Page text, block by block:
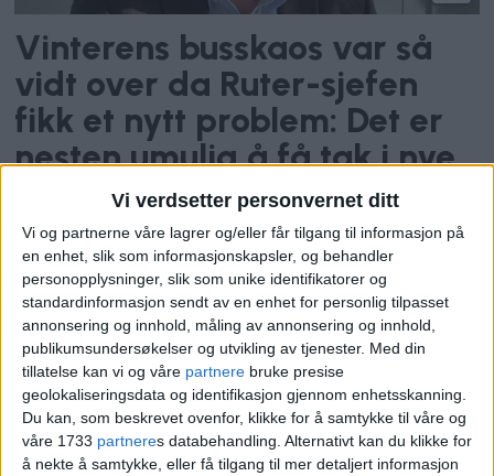
Vi verdsetter personvernet ditt
Vi og partnerne våre lagrer og/eller får tilgang til informasjon på
en enhet, slik som informasjonskapsler, og behandler
personopplysninger, slik som unike identifikatorer og
standardinformasjon sendt av en enhet for personlig tilpasset
annonsering og innhold, måling av annonsering og innhold,
publikumsundersøkelser og utvikling av tjenester. Med din
tillatelse kan vi og våre partnere bruke presise
geolokaliseringsdata og identifikasjon gjennom enhetsskanning.
Du kan, som beskrevet ovenfor, klikke for å samtykke til våre og
våre 1733 partneres databehandling. Alternativt kan du klikke for
å nekte å samtykke, eller få tilgang til mer detaljert informasjon
Vinterens busskaos var så
vidt over da Ruter-sjefen
fikk et nytt problem: Det er
nesten umulig å få tak i nye
elbusser
– Det blir mildest nær kysten og noe
kaldere oppover i høyden, men de fleste
steder i Oslo holder seg på minussiden.
Her på Blindern er det to minusgrader,
mens det i sentrum ligger på rundt null
til minus én grad. I Holmenkollen ligger